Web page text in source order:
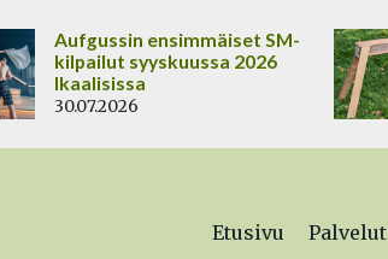
Aufgussin ensimmäiset SM-
kilpailut syyskuussa 2026
Ikaalisissa
30.07.2026
Etusivu Palvelut